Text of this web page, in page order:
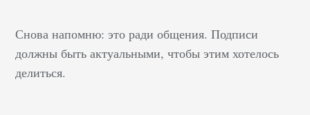
Снова напомню: это ради общения. Подписи
должны быть актуальными, чтобы этим хотелось
делиться.